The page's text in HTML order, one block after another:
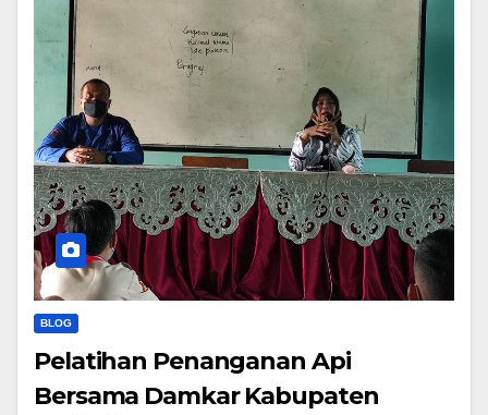
BLOG
Pelatihan Penanganan Api
Bersama Damkar Kabupaten